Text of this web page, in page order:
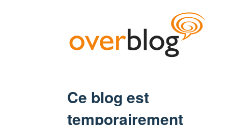
Ce blog est
temporairement